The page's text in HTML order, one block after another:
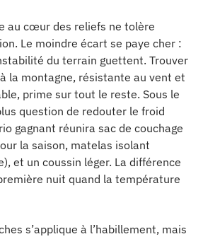
au cœur des reliefs ne tolère
Le moindre écart se paye cher :
du terrain guettent. Trouver
à la montagne, résistante au vent et
prime sur tout le reste. Sous le
question de redouter le froid
gagnant réunira sac de couchage
la saison, matelas isolant
et un coussin léger. La différence
nuit quand la température
s’applique à l’habillement, mais